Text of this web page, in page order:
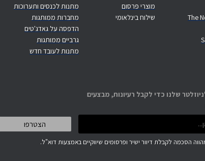
The
מוצרי פרסום
שילוח בינלאומי
מתנות לכנסים ותערוכות
מחברות ממותגות
הדפסה על גאדג'טים
גרביים ממותגות
מתנות לעובד חדש
שלנו כדי לקבל רעיונות, מבצעים
הסכמה לקבלת דיוור ישיר ופרסומים שיווקיים באמצעות דוא"ל.